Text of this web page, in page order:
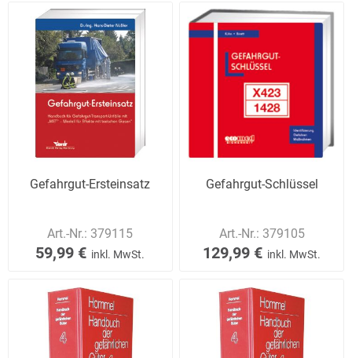
Gefahrgut-Ersteinsatz
Art.-Nr.: 379115
59,99 € inkl. MwSt.
Gefahrgut-Schlüssel
Art.-Nr.: 379105
129,99 € inkl. MwSt.